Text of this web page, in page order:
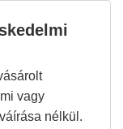
vagy
nélkül.